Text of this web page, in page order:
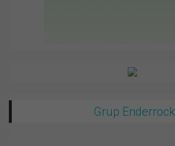
Grup Enderrock